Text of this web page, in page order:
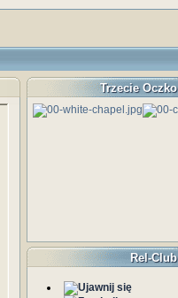
Trzecie Oczko
Rel-Club